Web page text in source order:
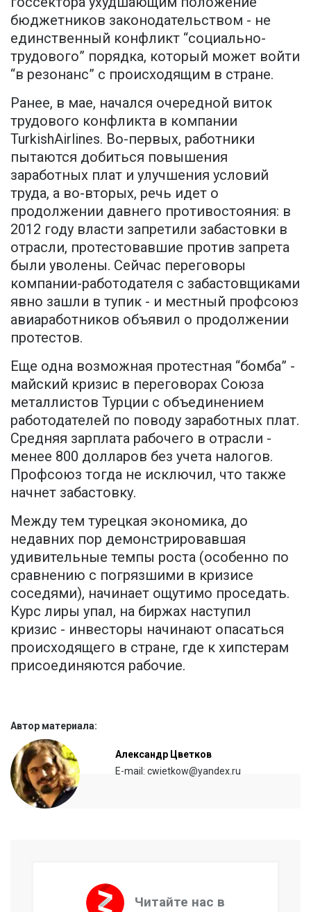
бюджетников законодательством - не
единственный конфликт “социально-
трудового” порядка, который может войти
“в резонанс” с происходящим в стране.
Ранее, в мае, начался очередной виток
трудового конфликта в компании
TurkishAirlines. Во-первых, работники
пытаются добиться повышения
заработных плат и улучшения условий
труда, а во-вторых, речь идет о
продолжении давнего противостояния: в
2012 году власти запретили забастовки в
отрасли, протестовавшие против запрета
были уволены. Сейчас переговоры
компании-работодателя с забастовщиками
явно зашли в тупик - и местный профсоюз
авиаработников объявил о продолжении
протестов.
Еще одна возможная протестная “бомба” -
майский кризис в переговорах Союза
металлистов Турции с объединением
работодателей по поводу заработных плат.
Средняя зарплата рабочего в отрасли -
менее 800 долларов без учета налогов.
Профсоюз тогда не исключил, что также
начнет забастовку.
Между тем турецкая экономика, до
недавних пор демонстрировавшая
удивительные темпы роста (особенно по
сравнению с погрязшими в кризисе
соседями), начинает ощутимо проседать.
Курс лиры упал, на биржах наступил
кризис - инвесторы начинают опасаться
происходящего в стране, где к хипстерам
присоединяются рабочие.
Автор материала:
Александр Цветков
E-mail: cwietkow@yandex.ru
Читайте нас в